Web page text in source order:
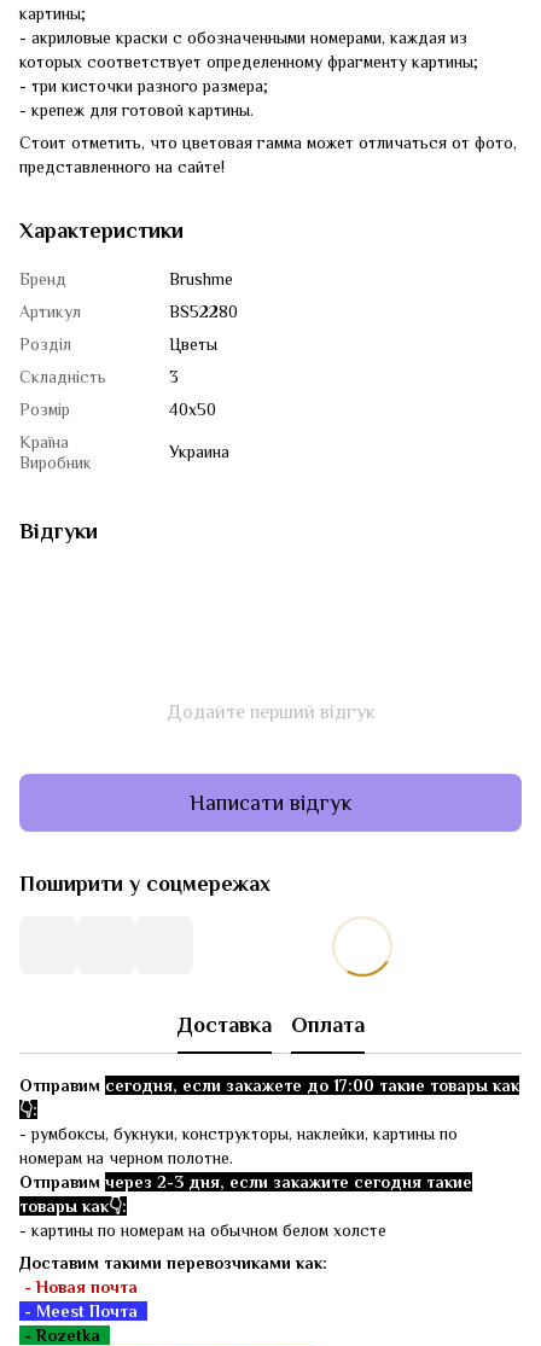
картины;
- акриловые краски с обозначенными номерами, каждая из
которых соответствует определенному фрагменту картины;
- три кисточки разного размера;
- крепеж для готовой картины.
Стоит отметить, что цветовая гамма может отличаться от фото,
представленного на сайте!
Характеристики
Бренд
Brushme
Артикул
BS52280
Розділ
Цветы
Складність
3
Розмір
40x50
Країна
Виробник
Украина
Відгуки
Додайте перший відгук
Написати відгук
Поширити у соцмережах
Доставка Оплата
Отправим сегодня, если закажете до 17:00 такие товары как
👇:
- румбоксы, букнуки, конструкторы, наклейки, картины по
номерам на черном полотне.
Отправим через 2-3 дня, если закажите сегодня такие
товары как👇:
- картины по номерам на обычном белом холсте
Доставим такими перевозчиками как:
- Новая почта
- Meest Почта
- Rozetka